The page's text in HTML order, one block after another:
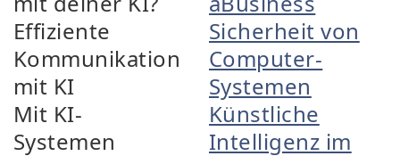
Effiziente
Kommunikation
mit KI
Mit KI-
Systemen
Sicherheit von
Computer-
Systemen
Künstliche
Intelligenz im